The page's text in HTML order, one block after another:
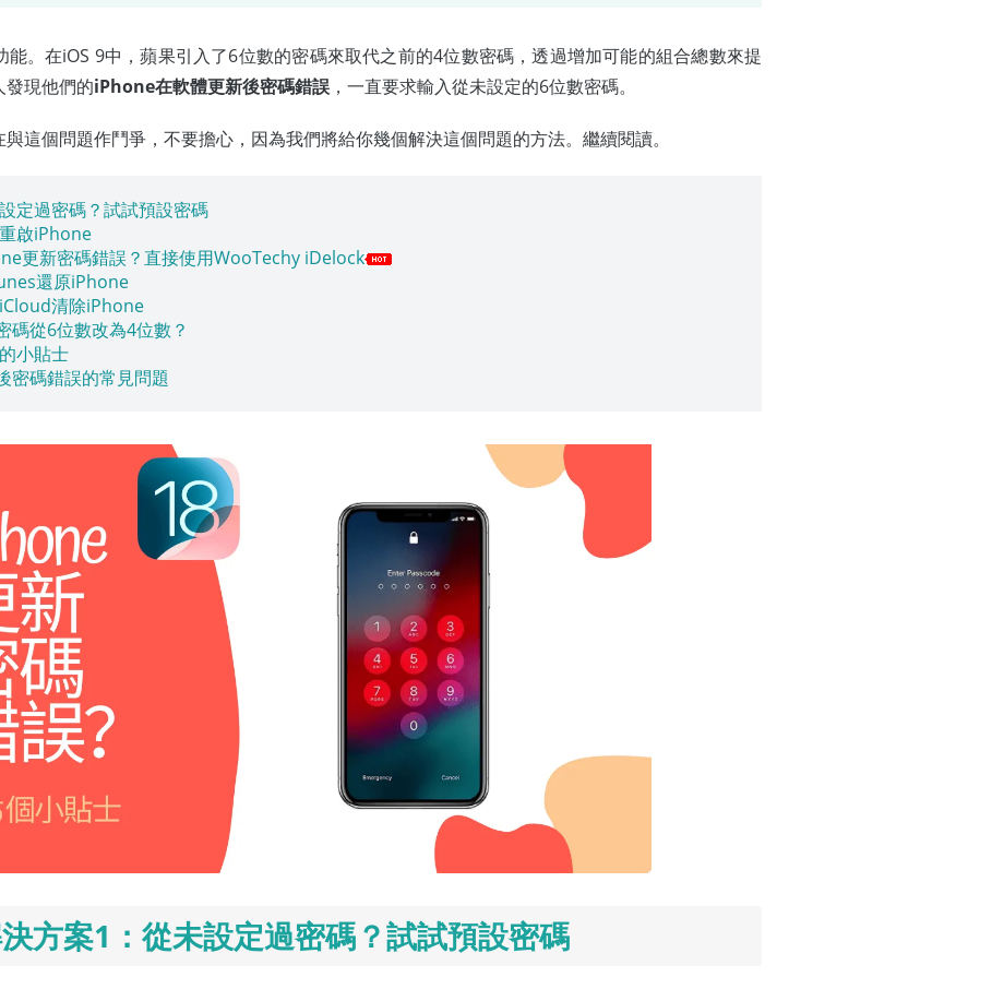
。在iOS 9中，蘋果引入了6位數的密碼來取代之前的4位數密碼，透過增加可能的組合總數來提
現他們的iPhone在軟體更新後密碼錯誤 ，一直要求輸入從未設定的6位數密碼。
這個問題作鬥爭，不要擔心，因為我們將給你幾個解決這個問題的方法。繼續閱讀。
定過密碼？試試預設密碼
啟iPhone
更新密碼錯誤？直接使用WooTechy iDelock
還原iPhone
清除iPhone
碼從6位數改為4位數？
小貼士
密碼錯誤的常見問題
方案1：從未設定過密碼？試試預設密碼